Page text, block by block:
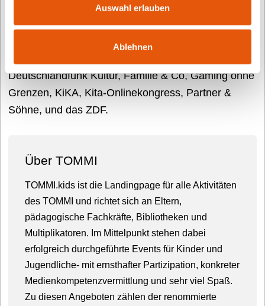
Auswahl erlauben
Ablehnen
Herausgeber des TOMMI ist das Büro für
Kindermedien FEIBEL.DE in Berlin. Partner des
Preises sind der Verein Biblioplay!, biblio}suisse, der
Deutschlandfunk Kultur, Familie & Co, Gaming ohne
Grenzen, KiKA, Kita-Onlinekongress, Partner &
Söhne, und das ZDF.
Über TOMMI
TOMMI.kids ist die Landingpage für alle Aktivitäten
des TOMMI und richtet sich an Eltern,
pädagogische Fachkräfte, Bibliotheken und
Multiplikatoren. Im Mittelpunkt stehen dabei
erfolgreich durchgeführte Events für Kinder und
Jugendliche- mit ernsthafter Partizipation, konkreter
Medienkompetenzvermittlung und sehr viel Spaß.
Zu diesen Angeboten zählen der renommierte